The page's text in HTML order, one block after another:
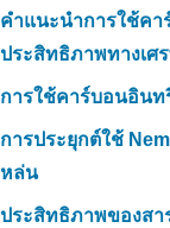
คำแนะนำการใช้ค
ประสิทธิภาพทางเศ
การใช้คาร์บอนอินท
การประยุกต์ใช้
หล่น
ประสิทธิภาพของสา